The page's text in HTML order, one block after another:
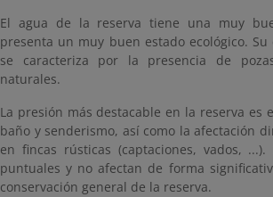
El agua de la reserva tiene una muy
presenta un muy buen estado ecológico.
se caracteriza por la presencia de
naturales.
La presión más destacable en la reserva es
baño y senderismo, así como la afectación
en fincas rústicas (captaciones, vados, ...).
puntuales y no afectan de forma
conservación general de la reserva.